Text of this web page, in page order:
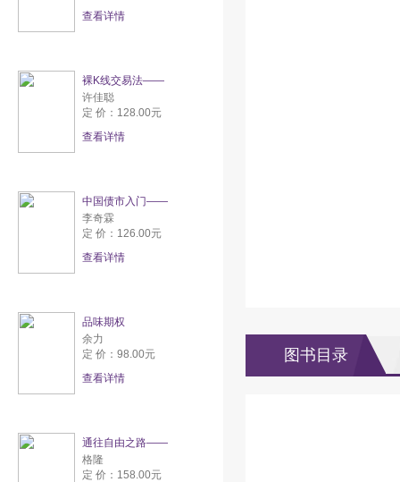
查看详情
裸K线交易法——
许佳聪
定 价：128.00元
查看详情
中国债市入门——
李奇霖
定 价：126.00元
查看详情
品味期权
余力
定 价：98.00元
查看详情
通往自由之路——
格隆
定 价：158.00元
图书目录